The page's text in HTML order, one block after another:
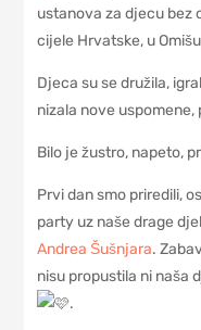
ustanova za djecu bez
cijele Hrvatske, u
Djeca su se družila,
nizala nove
Bilo ježustro, napeto,
Prvi dan smo priredili,
party uz naše drage
Andrea Šušnjara.
nisu propustila ni naša
.